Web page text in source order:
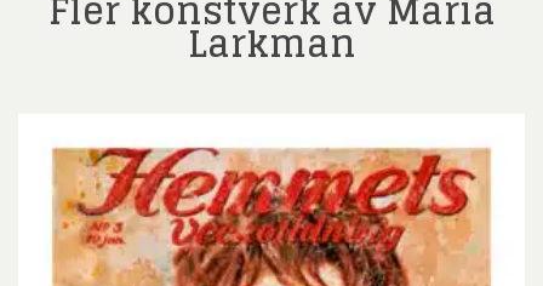
Larkman